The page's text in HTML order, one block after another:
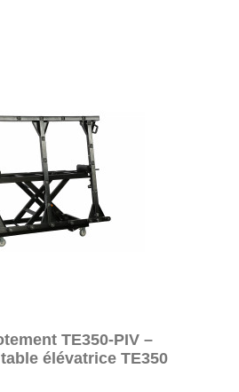
TE350-PIV –
élévatrice TE350